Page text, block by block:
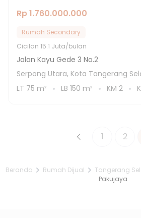
Rp 1.760.000.000
Rumah Secondary
Cicilan 15.1 Juta/bulan
Jalan Kayu Gede 3 No.2
Serpong Utara, Kota Tangerang
LT 75 m² LB 150 m² KM 2
1 2
Beranda Rumah Dijual
Pakujaya